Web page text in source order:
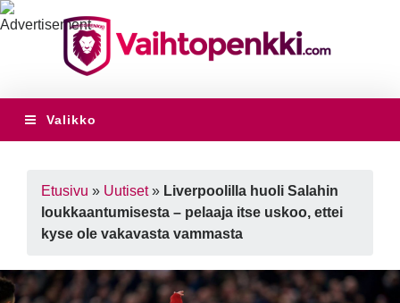
Valikko
Etusivu » Uutiset» Liverpoolilla huoli Salahin
loukkaantumisesta – pelaaja itse uskoo, ettei
kyse ole vakavasta vammasta